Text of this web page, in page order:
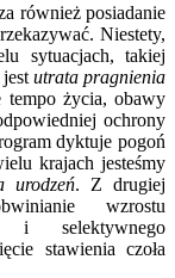
również posiadanie
Niestety,
sytuacjach, takiej
utrata pragnienia
tempo życia, obawy
ochrony
dyktuje pogoń
krajach jesteśmy
urodzeń. Z drugiej
wzrostu
i selektywnego
stawienia czoła